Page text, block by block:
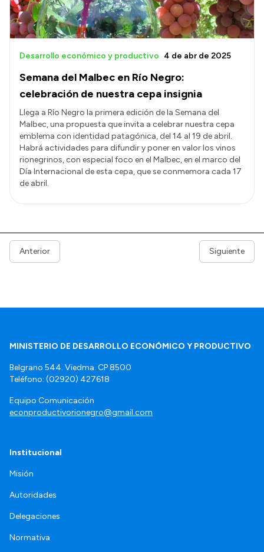
Semana del Malbec en Río Negro:
celebración de nuestra cepa insignia
Desarrollo económico y productivo 4 de abr de 2025
Llega a Río Negro la primera edición de la Semana del
Malbec, una propuesta que invita a celebrar nuestra cepa
emblema con identidad patagónica, del 14 al 19 de abril.
Habrá actividades para difundir y poner en valor los vinos
rionegrinos, con especial foco en el Malbec, en el marco del
Día Internacional de esta cepa, que se conmemora cada 17
de abril.
Anterior Siguiente
MINISTERIO DE DESARROLLO ECONÓMICO Y PRODUCTIVO
Belgrano 544. Viedma. CP 8500
Teléfono: (02920) 427618
Equipo Comunicación
econproductivorionegro@gmail.com
Institucional
Misión
Autoridades
Delegaciones
Normativa